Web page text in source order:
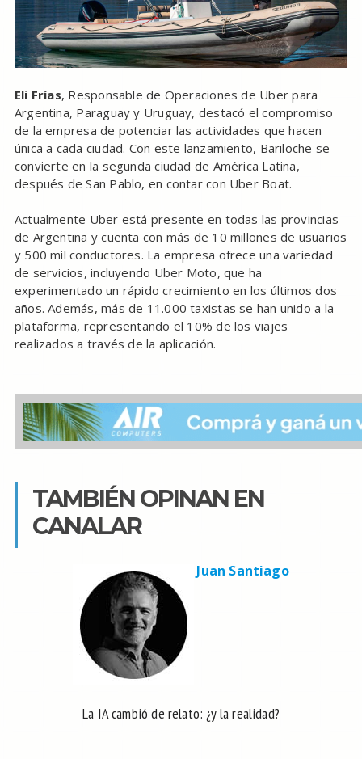
Eli Frías, Responsable de Operaciones de Uber para
Argentina, Paraguay y Uruguay, destacó el compromiso
de la empresa de potenciar las actividades que hacen
única a cada ciudad. Con este lanzamiento, Bariloche se
convierte en la segunda ciudad de América Latina,
después de San Pablo, en contar con Uber Boat.
Actualmente Uber está presente en todas las provincias
de Argentina y cuenta con más de 10 millones de usuarios
y 500 mil conductores. La empresa ofrece una variedad
de servicios, incluyendo Uber Moto, que ha
experimentado un rápido crecimiento en los últimos dos
años. Además, más de 11.000 taxistas se han unido a la
plataforma, representando el 10% de los viajes
realizados a través de la aplicación.
TAMBIÉN OPINAN EN
CANALAR
Juan Santiago
La IA cambió de relato: ¿y la realidad?